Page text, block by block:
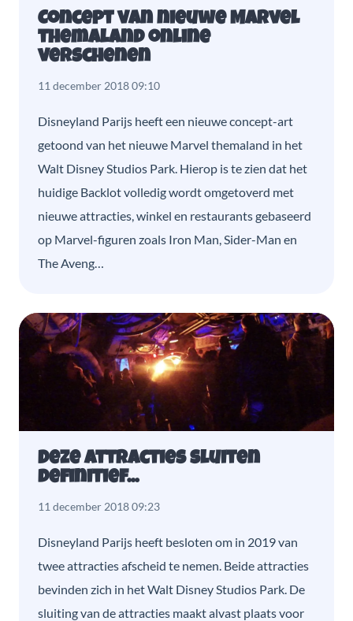
Concept van nieuwe Marvel
themaland online
verschenen
11 december 2018 09:10
Disneyland Parijs heeft een nieuwe concept-art
getoond van het nieuwe Marvel themaland in het
Walt Disney Studios Park. Hierop is te zien dat het
huidige Backlot volledig wordt omgetoverd met
nieuwe attracties, winkel en restaurants gebaseerd
op Marvel-figuren zoals Iron Man, Sider-Man en
The Aveng…
Deze attracties sluiten
definitief...
11 december 2018 09:23
Disneyland Parijs heeft besloten om in 2019 van
twee attracties afscheid te nemen. Beide attracties
bevinden zich in het Walt Disney Studios Park. De
sluiting van de attracties maakt alvast plaats voor